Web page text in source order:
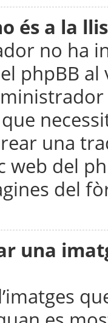
és a la
no ha
phpBB
una
del
del
una